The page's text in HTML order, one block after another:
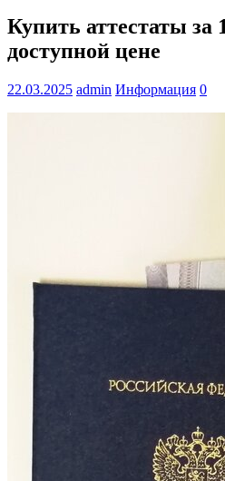
Купить аттестаты за
доступной цене
22.03.2025 admin Информация 0